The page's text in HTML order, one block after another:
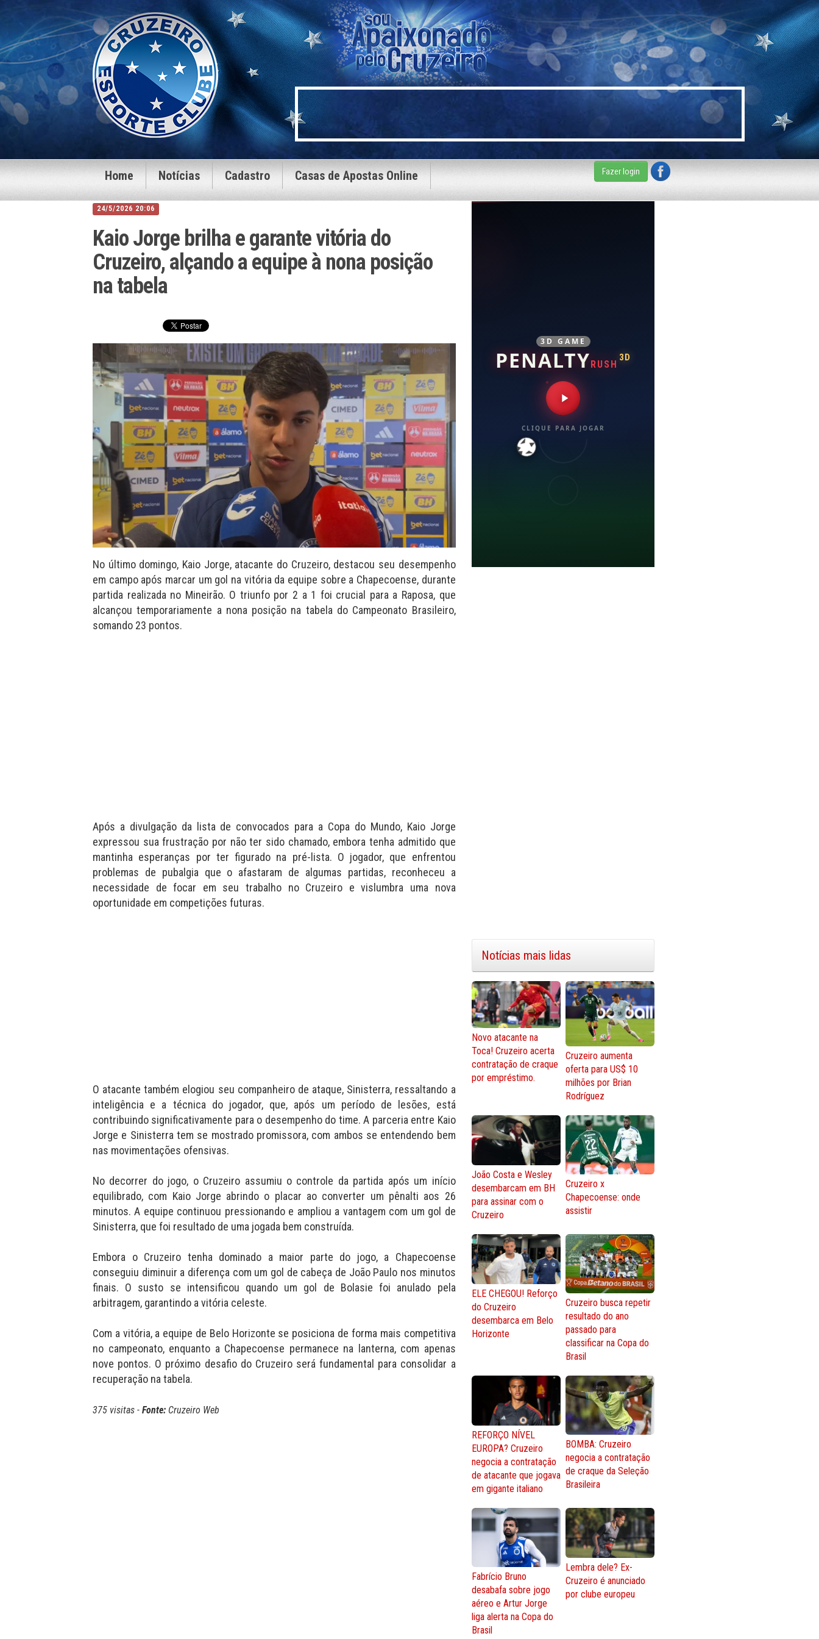
Home Notícias Cadastro Casas de Apostas Online Fazer login
24/5/2026 20:06
Kaio Jorge brilha e garante vitória do
Cruzeiro, alçando a equipe à nona posição
na tabela
No último domingo, Kaio Jorge, atacante do Cruzeiro, destacou seu desempenho
em campo após marcar um gol na vitória da equipe sobre a Chapecoense, durante
partida realizada no Mineirão. O triunfo por 2 a 1 foi crucial para a Raposa, que
alcançou temporariamente a nona posição na tabela do Campeonato Brasileiro,
somando 23 pontos.
Após a divulgação da lista de convocados para a Copa do Mundo, Kaio Jorge
expressou sua frustração por não ter sido chamado, embora tenha admitido que
mantinha esperanças por ter figurado na pré-lista. O jogador, que enfrentou
problemas de pubalgia que o afastaram de algumas partidas, reconheceu a
necessidade de focar em seu trabalho no Cruzeiro e vislumbra uma nova
oportunidade em competições futuras.
O atacante também elogiou seu companheiro de ataque, Sinisterra, ressaltando a
inteligência e a técnica do jogador, que, após um período de lesões, está
contribuindo significativamente para o desempenho do time. A parceria entre Kaio
Jorge e Sinisterra tem se mostrado promissora, com ambos se entendendo bem
nas movimentações ofensivas.
No decorrer do jogo, o Cruzeiro assumiu o controle da partida após um início
equilibrado, com Kaio Jorge abrindo o placar ao converter um pênalti aos 26
minutos. A equipe continuou pressionando e ampliou a vantagem com um gol de
Sinisterra, que foi resultado de uma jogada bem construída.
Embora o Cruzeiro tenha dominado a maior parte do jogo, a Chapecoense
conseguiu diminuir a diferença com um gol de cabeça de João Paulo nos minutos
finais. O susto se intensificou quando um gol de Bolasie foi anulado pela
arbitragem, garantindo a vitória celeste.
Com a vitória, a equipe de Belo Horizonte se posiciona de forma mais competitiva
no campeonato, enquanto a Chapecoense permanece na lanterna, com apenas
nove pontos. O próximo desafio do Cruzeiro será fundamental para consolidar a
recuperação na tabela.
375 visitas - Fonte: Cruzeiro Web
3D GAME
PENALTYRUSH
3D
CLIQUE PARA JOGAR
Notícias mais lidas
Novo atacante na
Toca! Cruzeiro acerta
contratação de craque
por empréstimo.
Cruzeiro aumenta
oferta para US$ 10
milhões por Brian
Rodríguez
João Costa e Wesley
desembarcam em BH
para assinar com o
Cruzeiro
Cruzeiro x
Chapecoense: onde
assistir
ELE CHEGOU! Reforço
do Cruzeiro
desembarca em Belo
Horizonte
Cruzeiro busca repetir
resultado do ano
passado para
classificar na Copa do
Brasil
REFORÇO NÍVEL
EUROPA? Cruzeiro
negocia a contratação
de atacante que jogava
em gigante italiano
BOMBA: Cruzeiro
negocia a contratação
de craque da Seleção
Brasileira
Fabrício Bruno
desabafa sobre jogo
aéreo e Artur Jorge
liga alerta na Copa do
Brasil
Lembra dele? Ex-
Cruzeiro é anunciado
por clube europeu